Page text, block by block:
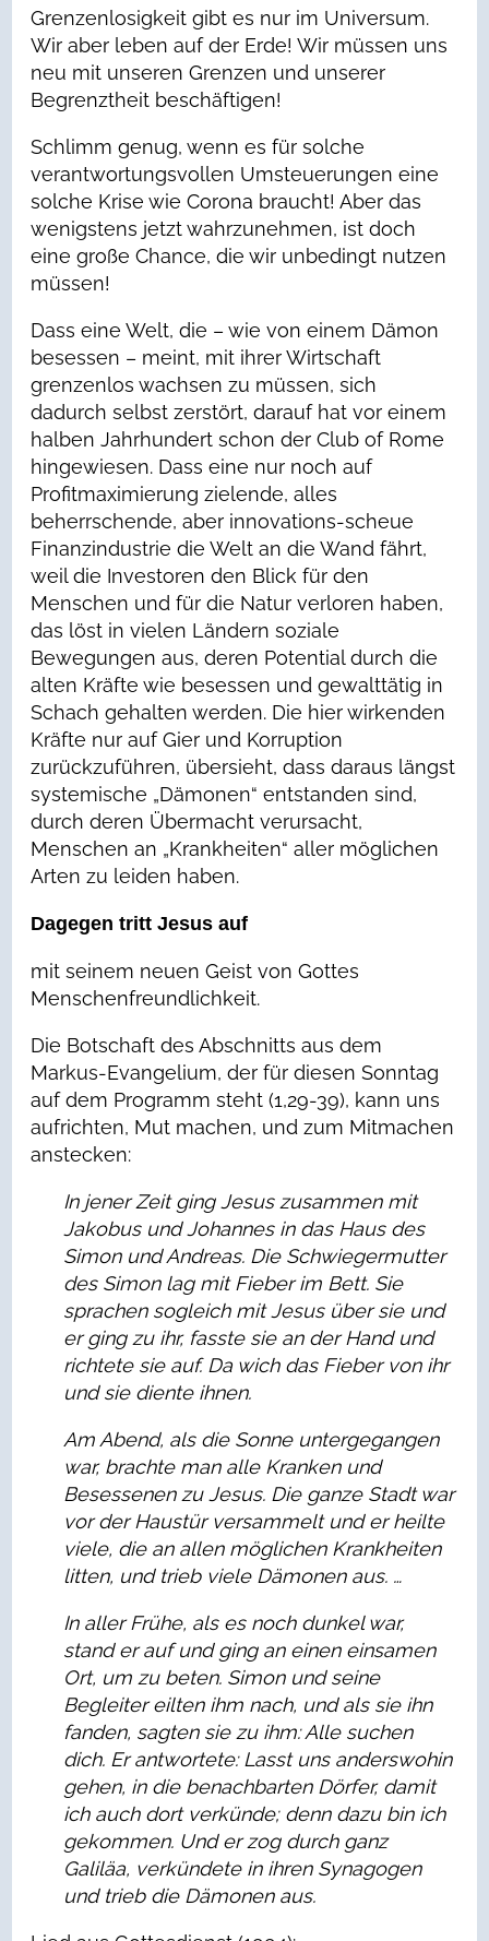
Grenzenlosigkeit gibt es nur im Universum.
Wir aber leben auf der Erde! Wir müssen uns
neu mit unseren Grenzen und unserer
Begrenztheit beschäftigen!
Schlimm genug, wenn es für solche
verantwortungsvollen Umsteuerungen eine
solche Krise wie Corona braucht! Aber das
wenigstens jetzt wahrzunehmen, ist doch
eine große Chance, die wir unbedingt nutzen
müssen!
Dass eine Welt, die – wie von einem Dämon
besessen – meint, mit ihrer Wirtschaft
grenzenlos wachsen zu müssen, sich
dadurch selbst zerstört, darauf hat vor einem
halben Jahrhundert schon der Club of Rome
hingewiesen. Dass eine nur noch auf
Profitmaximierung zielende, alles
beherrschende, aber innovations-scheue
Finanzindustrie die Welt an die Wand fährt,
weil die Investoren den Blick für den
Menschen und für die Natur verloren haben,
das löst in vielen Ländern soziale
Bewegungen aus, deren Potential durch die
alten Kräfte wie besessen und gewalttätig in
Schach gehalten werden. Die hier wirkenden
Kräfte nur auf Gier und Korruption
zurückzuführen, übersieht, dass daraus längst
systemische „Dämonen“ entstanden sind,
durch deren Übermacht verursacht,
Menschen an „Krankheiten“ aller möglichen
Arten zu leiden haben.
Dagegen tritt Jesus auf
mit seinem neuen Geist von Gottes
Menschenfreundlichkeit.
Die Botschaft des Abschnitts aus dem
Markus-Evangelium, der für diesen Sonntag
auf dem Programm steht (1,29-39), kann uns
aufrichten, Mut machen, und zum Mitmachen
anstecken:
In jener Zeit ging Jesus zusammen mit
Jakobus und Johannes in das Haus des
Simon und Andreas. Die Schwiegermutter
des Simon lag mit Fieber im Bett. Sie
sprachen sogleich mit Jesus über sie und
er ging zu ihr, fasste sie an der Hand und
richtete sie auf.Da wich das Fieber von ihr
und sie diente ihnen.
Am Abend, als die Sonne untergegangen
war, brachte man alle Kranken und
Besessenenzu Jesus. Die ganze Stadtwar
vor der Haustür versammelt und er heilte
viele, die an allen möglichen Krankheiten
litten, und trieb viele Dämonen aus. …
In aller Frühe, als es noch dunkel war,
stand er aufund ging an einen einsamen
Ort, um zu beten. Simon und seine
Begleiter eilten ihm nach, und als sie ihn
fanden, sagten sie zu ihm: Alle suchen
dich. Er antwortete:Lasst uns anderswohin
gehen, in die benachbarten Dörfer, damit
ich auch dort verkünde; denn dazu bin ich
gekommen. Und er zog durch ganz
Galiläa, verkündete in ihren Synagogen
und trieb die Dämonen aus.